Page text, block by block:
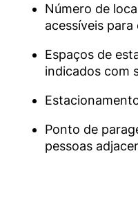
Número de
acessíveis
Espaços de
indicados com
Ponto de
pessoas